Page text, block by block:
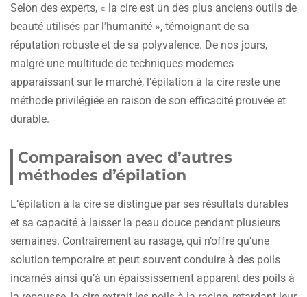
Selon des experts, « la cire est un des plus anciens outils de
beauté utilisés par l’humanité », témoignant de sa
réputation robuste et de sa polyvalence. De nos jours,
malgré une multitude de techniques modernes
apparaissant sur le marché, l’épilation à la cire reste une
méthode privilégiée en raison de son efficacité prouvée et
durable.
Comparaison avec d’autres
méthodes d’épilation
L’épilation à la cire se distingue par ses résultats durables
et sa capacité à laisser la peau douce pendant plusieurs
semaines. Contrairement au rasage, qui n’offre qu’une
solution temporaire et peut souvent conduire à des poils
incarnés ainsi qu’à un épaississement apparent des poils à